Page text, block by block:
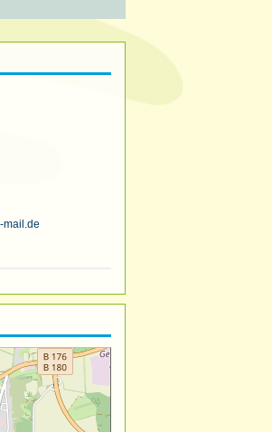
mail.de